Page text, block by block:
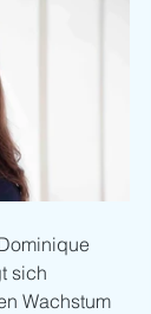
sich
Wachstum